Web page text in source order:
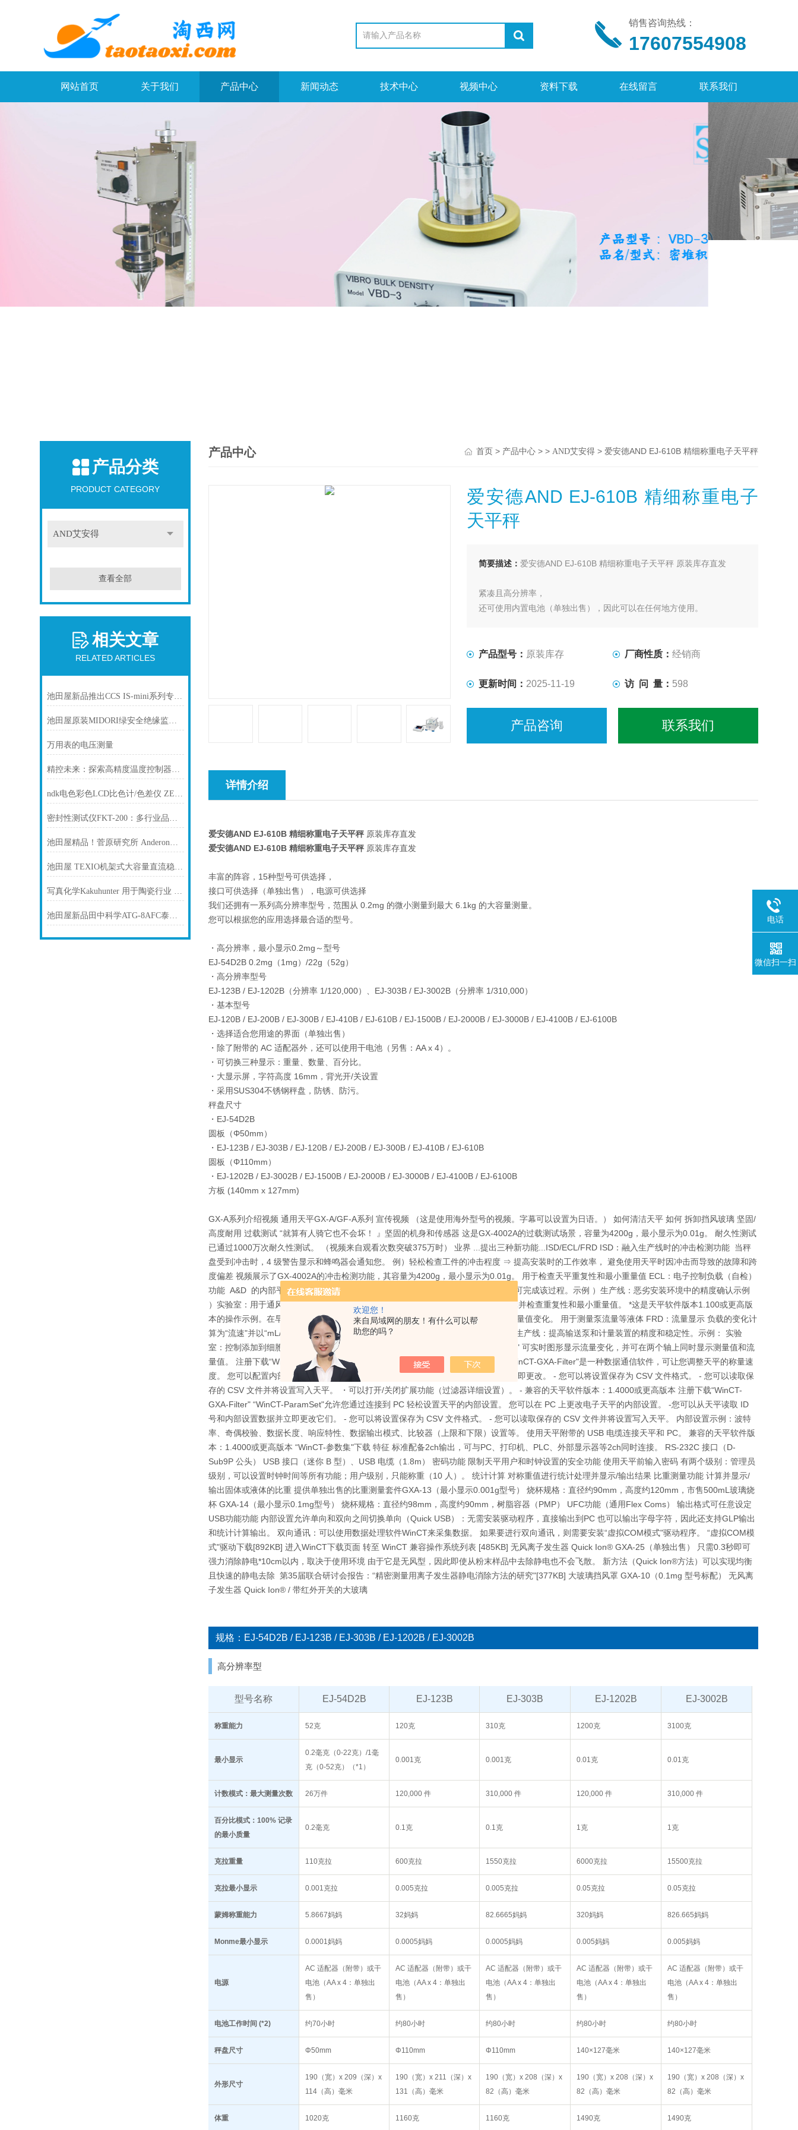
欢迎您！
来自局域网的朋友！有什么可以帮
助您的吗？
销售咨询热线：
17607554908
网站首页 关于我们 产品中心 新闻动态 技术中心 视频中心 资料下载 在线留言 联系我们
产品分类
PRODUCT CATEGORY
AND艾安得
查看全部
相关文章
RELATED ARTICLES
池田屋新品推出CCS IS-mini系列专用控制电源 ISC-201-2
池田屋原装MIDORI绿安全绝缘监测电压发生器IGRS-500
万用表的电压测量
精控未来：探索高精度温度控制器的无限潜能
ndk电色彩色LCD比色计/色差仪 ZE7700
密封性测试仪FKT-200：多行业品质守护的“全能选手“
池田屋精品！菅原研究所 Anderon分析仪 ADA-105 参数介绍
池田屋 TEXIO机架式大容量直流稳压电源 PSU12.5-240
写真化学Kakuhunter 用于陶瓷行业 解决方案 量产级高精度均匀分散
池田屋新品田中科学ATG-8AFC泰格闭口闪点测试仪
产品中心 首页> 产品中心> > AND艾安得> 爱安德AND EJ-610B 精细称重电子天平秤
爱安德AND EJ-610B 精细称重电子
天平秤
简要描述： 爱安德AND EJ-610B 精细称重电子天平秤 原装库存直发
紧凑且高分辨率，
还可使用内置电池（单独出售），因此可以在任何地方使用。
EK-6
包含用于检查水分含量准确性的样品（ML-50 除外）
产品型号： 原装库存 厂商性质： 经销商
更新时间： 2025-11-19 访 问 量： 598
产品咨询 联系我们
详情介绍
爱安德AND EJ-610B 精细称重电子天平秤 原装库存直发
爱安德AND EJ-610B 精细称重电子天平秤 原装库存直发
丰富的阵容，15种型号可供选择，
接口可供选择（单独出售），电源可供选择
我们还拥有一系列高分辨率型号，范围从 0.2mg 的微小测量到最大 6.1kg 的大容量测量。
您可以根据您的应用选择最合适的型号。
・高分辨率，最小显示0.2mg～型号
EJ-54D2B 0.2mg（1mg）/22g（52g）
・高分辨率型号
EJ-123B / EJ-1202B（分辨率 1/120,000）、EJ-303B / EJ-3002B（分辨率 1/310,000）
・基本型号
EJ-120B / EJ-200B / EJ-300B / EJ-410B / EJ-610B / EJ-1500B / EJ-2000B / EJ-3000B / EJ-4100B / EJ-6100B
・选择适合您用途的界面（单独出售）
・除了附带的 AC 适配器外，还可以使用干电池（另售：AA x 4）。
・可切换三种显示：重量、数量、百分比。
・大显示屏，字符高度 16mm，背光开/关设置
・采用SUS304不锈钢秤盘，防锈、防污。
秤盘尺寸
・EJ-54D2B
圆板（Φ50mm）
・EJ-123B / EJ-303B / EJ-120B / EJ-200B / EJ-300B / EJ-410B / EJ-610B
圆板（Φ110mm）
・EJ-1202B / EJ-3002B / EJ-1500B / EJ-2000B / EJ-3000B / EJ-4100B / EJ-6100B
方板 (140mm x 127mm)
GX-A系列介绍视频 通用天平GX-A/GF-A系列 宣传视频 （这是使用海外型号的视频。字幕可以设置为日语。） 如何清洁天平 如何 拆卸挡风玻璃 坚固/
高度耐用 过载测试 “就算有人骑它也不会坏！ 』坚固的机身和传感器 这是GX-4002A的过载测试场景，容量为4200g，最小显示为0.01g。 耐久性测试
已通过1000万次耐久性测试。 （视频来自观看次数突破375万时） 业界 ...提出三种新功能...ISD/ECL/FRD ISD：融入生产线时的冲击检测功能 当秤
盘受到冲击时，4 级警告显示和蜂鸣器会通知您。 例）轻松检查工件的冲击程度 ⇒ 提高安装时的工作效率， 避免使用天平时因冲击而导致的故障和跨
度偏差 视频展示了GX-4002A的冲击检测功能，其容量为4200g，最小显示为0.01g。 用于检查天平重复性和最小重量值 ECL：电子控制负载（自检）
功能 A&D 的内部平衡机构无需使用外部重物即可计算天平的重复性，只需 90 秒即可完成该过程。示例 ）生产线：恶劣安装环境中的精度确认示例
）实验室：用于通风柜室检查风和振动的影响当在外壳中使用时 您可以诊断天平故障并检查重复性和最小重量值。 *这是天平软件版本1.100或更高版
本的操作示例。在早期版本中，不会显示由于ECL和环境判断（OK、Env）导致的测量值变化。 用于测量泵流量等液体 FRD：流量显示 负载的变化计
算为“流速"并以“mL/s"为单位显示。只需一台天平即可实现高精度流量测量。示例 ：生产线：提高输送泵和计量装置的精度和稳定性。示例： 实验
室：控制添加到细胞培养基等中的溶液的流量。 流量测量数据处理软件“WinCT-FRD" 可实时图形显示流量变化，并可在两个轴上同时显示测量值和流
量值。 注册下载“WinCT-FRD" 可调天平特性和称量速度“WinCT-GXA-Filter" 新 “WinCT-GXA-Filter"是一种数据通信软件，可让您调整天平的称量速
度。 您可以配置内部滤波器、零轨和平均等设置。 - 设置数据可以从天平中读取并立即更改。 - 您可以将设置保存为 CSV 文件格式。 - 您可以读取保
存的 CSV 文件并将设置写入天平。 ・可以打开/关闭扩展功能（过滤器详细设置）。 - 兼容的天平软件版本：1.4000或更高版本 注册下载“WinCT-
GXA-Filter" “WinCT-ParamSet"允许您通过连接到 PC 轻松设置天平的内部设置。 您可以在 PC 上更改电子天平的内部设置。 -您可以从天平读取 ID
号和内部设置数据并立即更改它们。 - 您可以将设置保存为 CSV 文件格式。 - 您可以读取保存的 CSV 文件并将设置写入天平。 内部设置示例：波特
率、奇偶校验、数据长度、响应特性、数据输出模式、比较器（上限和下限）设置等。 使用天平附带的 USB 电缆连接天平和 PC。 兼容的天平软件版
本：1.4000或更高版本 “WinCT-参数集"下载 特征 标准配备2ch输出，可与PC、打印机、PLC、外部显示器等2ch同时连接。 RS-232C 接口（D-
Sub9P 公头） USB 接口（迷你 B 型）、USB 电缆（1.8m） 密码功能 限制天平用户和时钟设置的安全功能 使用天平前输入密码 有两个级别：管理员
级别，可以设置时钟时间等所有功能；用户级别，只能称重（10 人）。 统计计算 对称重值进行统计处理并显示/输出结果 比重测量功能 计算并显示/
输出固体或液体的比重 提供单独出售的比重测量套件GXA-13（最小显示0.001g型号） 烧杯规格：直径约90mm，高度约120mm，市售500mL玻璃烧
杯 GXA-14（最小显示0.1mg型号） 烧杯规格：直径约98mm，高度约90mm，树脂容器（PMP） UFC功能（通用Flex Coms） 输出格式可任意设定
USB功能功能 内部设置允许单向和双向之间切换单向（Quick USB）：无需安装驱动程序，直接输出到PC 也可以输出字母字符，因此还支持GLP输出
和统计计算输出。 双向通讯：可以使用数据处理软件WinCT来采集数据。 如果要进行双向通讯，则需要安装“虚拟COM模式"驱动程序。 “虚拟COM模
式"驱动下载[892KB] 进入WinCT下载页面 转至 WinCT 兼容操作系统列表 [485KB] 无风离子发生器 Quick Ion® GXA-25（单独出售） 只需0.3秒即可
强力消除静电*10cm以内，取决于使用环境 由于它是无风型，因此即使从粉末样品中去除静电也不会飞散。 新方法（Quick Ion®方法）可以实现均衡
且快速的静电去除 第35届联合研讨会报告：“精密测量用离子发生器静电消除方法的研究"[377KB] 大玻璃挡风罩 GXA-10（0.1mg 型号标配） 无风离
子发生器 Quick Ion® / 带红外开关的大玻璃
规格：EJ-54D2B / EJ-123B / EJ-303B / EJ-1202B / EJ-3002B
高分辨率型
型号名称 EJ-54D2B EJ-123B EJ-303B EJ-1202B EJ-3002B
称重能力 52克 120克 310克 1200克 3100克
最小显示
0.2毫克（0-22克）/1毫
克（0-52克）（*1）
0.001克 0.001克 0.01克 0.01克
计数模式：最大测量次数 26万件 120,000 件 310,000 件 120,000 件 310,000 件
百分比模式：100% 记录
的最小质量
0.2毫克 0.1克 0.1克 1克 1克
克拉重量 110克拉 600克拉 1550克拉 6000克拉 15500克拉
克拉最小显示 0.001克拉 0.005克拉 0.005克拉 0.05克拉 0.05克拉
蒙姆称重能力 5.8667妈妈 32妈妈 82.6665妈妈 320妈妈 826.665妈妈
Monme最小显示 0.0001妈妈 0.0005妈妈 0.0005妈妈 0.005妈妈 0.005妈妈
电源
AC 适配器（附带）或干
电池（AA x 4：单独出
售）
AC 适配器（附带）或干
电池（AA x 4：单独出
售）
AC 适配器（附带）或干
电池（AA x 4：单独出
售）
AC 适配器（附带）或干
电池（AA x 4：单独出
售）
AC 适配器（附带）或干
电池（AA x 4：单独出
售）
电池工作时间 (*2) 约70小时 约80小时 约80小时 约80小时 约80小时
秤盘尺寸 Φ50mm Φ110mm Φ110mm 140×127毫米 140×127毫米
外形尺寸
190（宽）x 209（深）x
114（高）毫米
190（宽）x 211（深）x
131（高）毫米
190（宽）x 208（深）x
82（高）毫米
190（宽）x 208（深）x
82（高）毫米
190（宽）x 208（深）x
82（高）毫米
体重 1020克 1160克 1160克 1490克 1490克
电话
微信扫一扫